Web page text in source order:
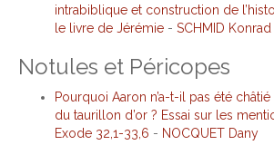
intrabiblique et construction de
le livre de Jérémie - SCHMID Konrad
Notules et Péricopes
Pourquoi Aaron n’a-t-il pas été
du taurillon d’or ? Essai sur les
Exode 32,1-33,6 - NOCQUET Dany